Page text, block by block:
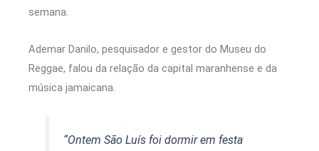
semana.
Ademar Danilo, pesquisador e gestor do Museu do
Reggae, falou da relação da capital maranhense e da
música jamaicana.
“Ontem São Luís foi dormir em festa